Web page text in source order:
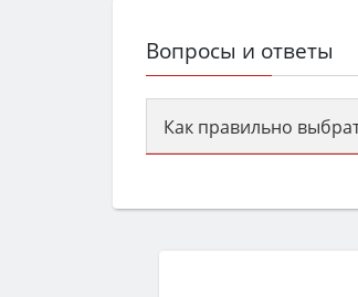
Вопросы и ответы
Как правильно
семьи, класс